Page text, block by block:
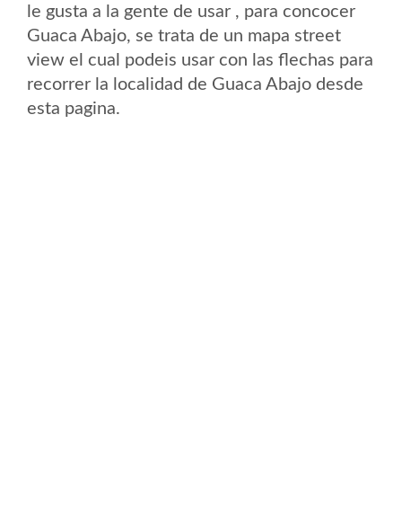
le gusta a la gente de usar , para concocer
Guaca Abajo, se trata de un mapa street
view el cual podeis usar con las flechas para
recorrer la localidad de Guaca Abajo desde
esta pagina.